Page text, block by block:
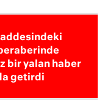
bir yalan haber
getirdi